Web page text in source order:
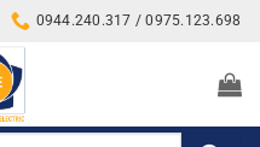
0944.240.317 / 0975.123.698